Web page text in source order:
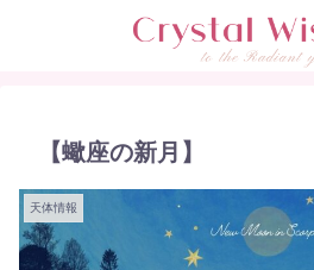
【蠍座の新月】
天体情報